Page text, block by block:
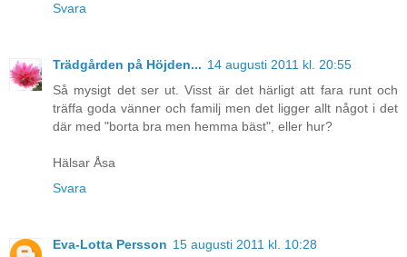
Svara
Trädgården på Höjden... 14 augusti 2011 kl. 20:55
Så mysigt det ser ut. Visst är det härligt att fara runt och
träffa goda vänner och familj men det ligger allt något i det
där med "borta bra men hemma bäst", eller hur?
Hälsar Åsa
Svara
Eva-Lotta Persson 15 augusti 2011 kl. 10:28